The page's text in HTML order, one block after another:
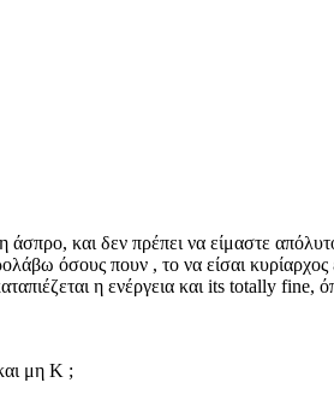
και δεν πρέπει να είμαστε
όσους πουν , το να είσαι κυρίαρχος
η ενέργεια και its totally fine,
μη Κ ;